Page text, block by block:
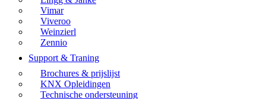
Vimar
Viveroo
Weinzierl
Zennio
Support & Traning
Brochures & prijslijst
KNX Opleidingen
Technische ondersteuning